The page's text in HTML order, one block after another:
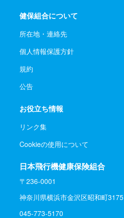
健保組合について
所在地・連絡先
個人情報保護方針
規約
公告
お役立ち情報
リンク集
Cookieの使用について
日本飛行機健康保険組合
〒236-0001
神奈川県横浜市金沢区昭和町3175
045-773-5170